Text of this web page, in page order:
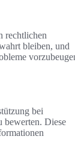
rechtlichen
bleiben, und
bei
bewerten. Diese